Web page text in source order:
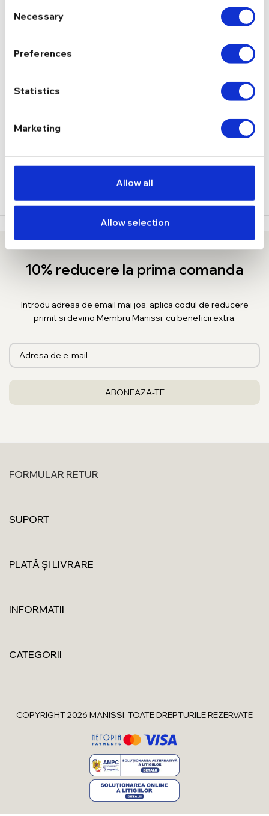
Selection
Necessary
Preferences
Statistics
Marketing
Allow all
Allow selection
zirconiu
1,4 g
LIVRARE
RECENZII
10% reducere la prima comanda
Introdu adresa de email mai jos, aplica codul de reducere
primit si devino Membru Manissi, cu beneficii extra.
FORMULAR RETUR
SUPORT
PLATĂ ȘI LIVRARE
INFORMATII
CATEGORII
COPYRIGHT 2026 MANISSI. TOATE DREPTURILE REZERVATE